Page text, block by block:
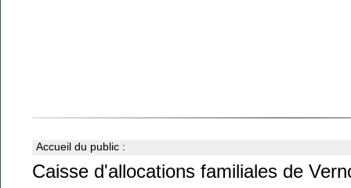
Accueil du public :
Caisse d'allocations familiales de